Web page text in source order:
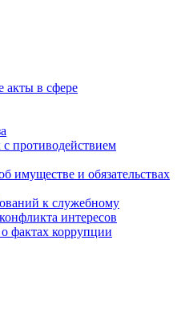
в сфере
противодействием
имуществе и обязательствах
к служебному
интересов
фактах коррупции